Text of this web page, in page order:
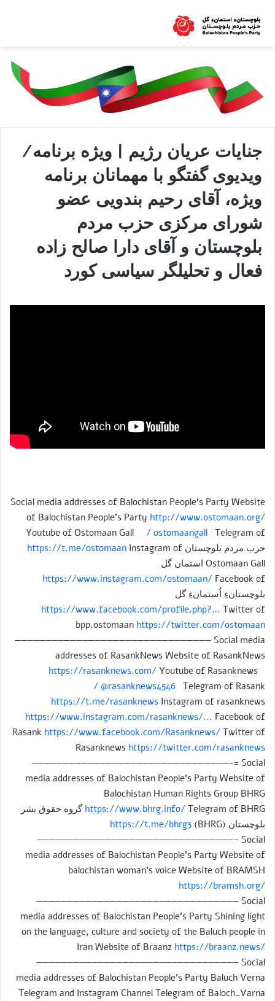
جنایات عریان رژیم | ویژه برنامه/
ویدیوی گفتگو با مهمانان برنامه
ویژه، آقای رحیم بندویی عضو
شورای مرکزی حزب مردم
بلوچستان و آقای دارا صالح زاده
فعال و تحلیلگر سیاسی کورد
Social media addresses of Balochistan People’s Party Website
of Balochistan People’s Party http://www.ostomaan.org/
Youtube of Ostomaan Gall
/ ostomaangall Telegram of
حزب مردم بلوچستان
https://t.me/ostomaan Instagram of
Ostomaan Gall استمان گل
https://www.instagram.com/ostomaan/ Facebook of
بلوچستانءِ اُستمانءِ گل
https://www.facebook.com/profile.php?… Twitter of
bpp.ostomaan https://twitter.com/ostomaan
———————————————————————————————— Social media
addresses of RasankNews Website of RasankNews
https://rasanknews.com/ Youtube of Rasanknews
/ @rasanknews4546 Telegram of Rasank
https://t.me/rasanknews Instagram of rasanknews
https://www.instagram.com/rasanknews/... Facebook of
Rasank https://www.facebook.com/Rasanknews/ Twitter of
Rasanknews https://twitter.com/rasanknews
————————————————————————————————-= Social
media addresses of Balochistan People’s Party Website of
Balochistan Human Rights Group BHRG
https://www.bhrg.info/ Telegram of BHRG گروه حقوق بشر
بلوچستان (BHRG)
https://t.me/bhrg3
————————————————————————————————– Social
media addresses of Balochistan People’s Party Website of
balochistan woman’s voice Website of BRAMSH
https://bramsh.org/
————————————————————————————————— Social
media addresses of Balochistan People’s Party Shining light
on the language, culture and society of the Baluch people in
Iran Website of Braanz https://braanz.news/
————————————————————————————————— Social
media addresses of Balochistan People’s Party Baluch Verna
Telegram and Instagram Channel Telegram of Baloch_Varna